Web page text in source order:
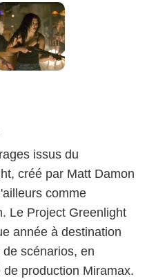
issus du
créé par Matt Damon
comme
Le Project Greenlight
année à destination
scénarios, en
production Miramax.